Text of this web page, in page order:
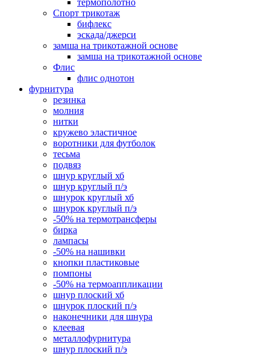
термополотно
Спорт трикотаж
бифлекс
эскада/джерси
замша на трикотажной основе
замша на трикотажной основе
Флис
флис однотон
фурнитура
резинка
молния
нитки
кружево эластичное
воротники для футболок
тесьма
подвяз
шнур круглый хб
шнур круглый п/э
шнурок круглый хб
шнурок круглый п/э
-50% на термотрансферы
бирка
лампасы
-50% на нашивки
кнопки пластиковые
помпоны
-50% на термоаппликации
шнур плоский хб
шнурок плоский п/э
наконечники для шнура
клеевая
металлофурнитура
шнур плоский п/э